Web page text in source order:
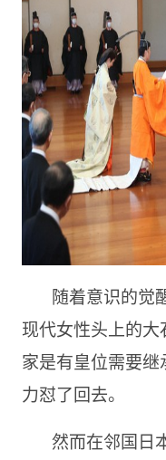
随着意识的觉
现代女性头上的大
家是有皇位需要继
力怼了回去。
然而在邻国日